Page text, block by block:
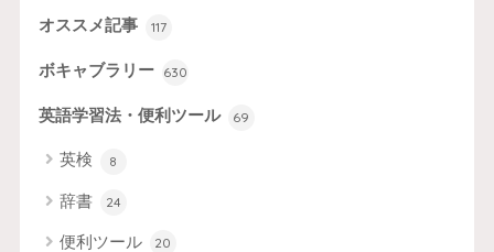
オススメ記事 117
ボキャブラリー 630
英語学習法・便利ツール 69
英検 8
辞書 24
便利ツール 20